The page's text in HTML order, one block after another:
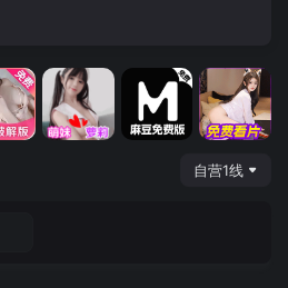
自营1线